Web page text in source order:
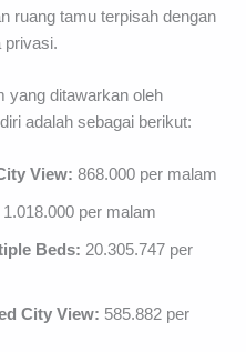
ruang tamu terpisah dengan
privasi.
yang ditawarkan oleh
adalah sebagai berikut:
View:868.000 per malam
1.018.000 per malam
Beds: 20.305.747 per
City View: 585.882 per